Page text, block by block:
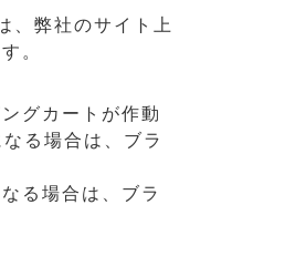
、弊社のサイト上
。
グカートが作動
る場合は、ブラ
る場合は、ブラ